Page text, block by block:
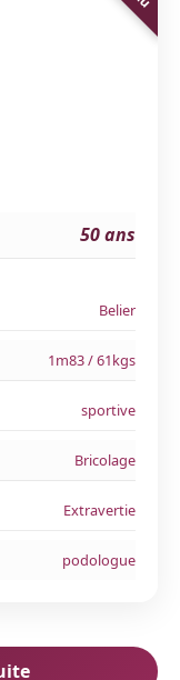
50 ans
Belier
1m83 / 61kgs
sportive
Bricolage
Extravertie
podologue